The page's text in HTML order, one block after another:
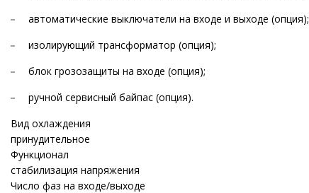
автоматические выключатели на входе и выходе (опция);
изолирующий трансформатор (опция);
блок грозозащиты на входе (опция);
ручной сервисный байпас (опция).
Вид охлаждения
принудительное
Функционал
стабилизация напряжения
Число фаз на входе/выходе